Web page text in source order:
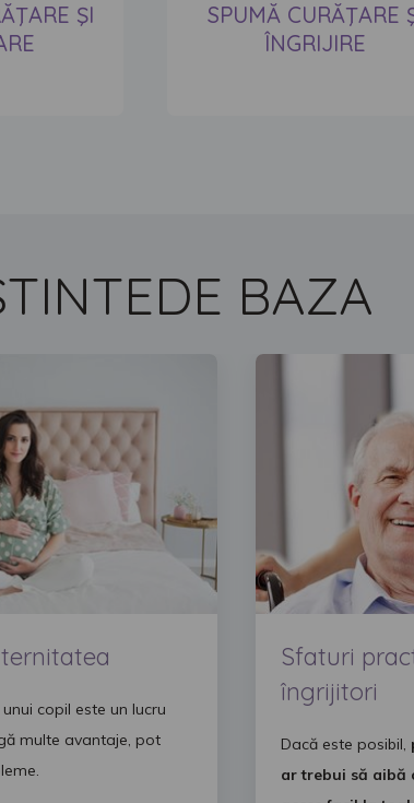
ŞI
SPUMĂ CURĂŢARE
ÎNGRIJIRE
DE BAZA
copil este un lucru
multe avantaje, pot
Sfaturi
îngrijitori
Dacă este posibil,
ar trebui să aibă